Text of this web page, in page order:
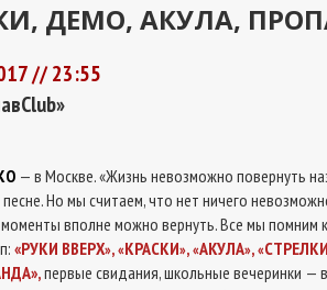
ДЕМО, АКУЛА,
// 23:55
— в Москве. «Жизнь невозможно повернуть
Но мы считаем, что нет ничего
вполне можно вернуть. Все мы помним
«РУКИ ВВЕРХ»,«КРАСКИ»,«АКУЛА»,«
первые свидания, школьные вечеринки —